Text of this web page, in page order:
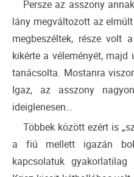
Persze az asszony
lány megváltozott az
megbeszéltek, része volt
kikérte a véleményét,
tanácsolta. Mostanra
Igaz, az asszony
ideiglenesen…
Többek között ezért is
a fiú mellett igazán
kapcsolatuk